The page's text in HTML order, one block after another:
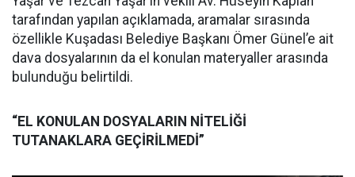
tarafından yapılan açıklamada, aramalar sırasında
özellikle Kuşadası Belediye Başkanı Ömer Günel’e ait
dava dosyalarının da el konulan materyaller arasında
bulunduğu belirtildi.
“EL KONULAN DOSYALARIN NİTELİĞİ
TUTANAKLARA GEÇİRİLMEDİ”